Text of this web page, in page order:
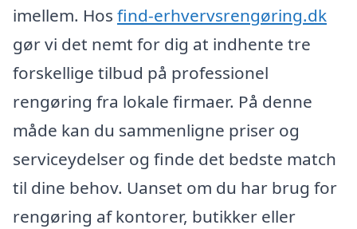
imellem. Hos find-erhvervsrengøring.dk
gør vi det nemt for dig at indhente tre
forskellige tilbud på professionel
rengøring fra lokale firmaer. På denne
måde kan du sammenligne priser og
serviceydelser og finde det bedste match
til dine behov. Uanset om du har brug for
rengøring af kontorer, butikker eller